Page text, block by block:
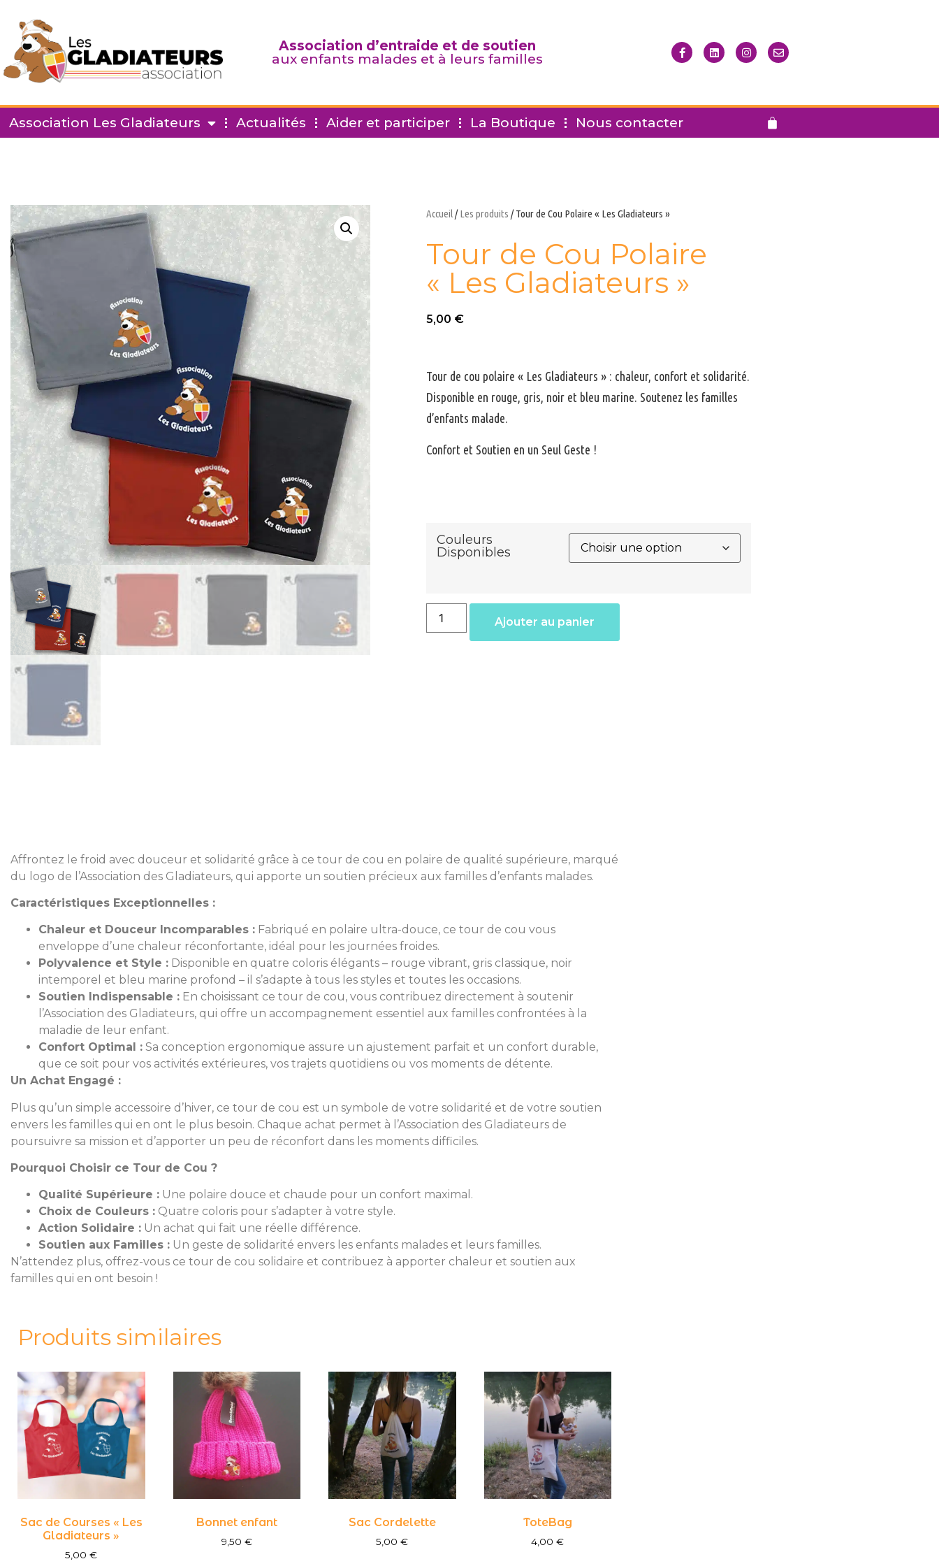
Association d’entraide et de soutien
aux enfants malades et à leurs familles
Association Les Gladiateurs Actualités Aider et participer La Boutique Nous contacter
Accueil/Les produits / Tour de Cou Polaire « Les Gladiateurs »
Tour de Cou Polaire
« Les Gladiateurs »
5,00 €
Tour de cou polaire « Les Gladiateurs » : chaleur, confort et solidarité.
Disponible en rouge, gris, noir et bleu marine. Soutenez les familles
d’enfants malade.
Confort et Soutien en un Seul Geste !
Couleurs
Disponibles
Ajouter au panier
Affrontez le froid avec douceur et solidarité grâce à ce tour de cou en polaire de qualité supérieure, marqué
du logo de l’Association des Gladiateurs, qui apporte un soutien précieux aux familles d’enfants malades.
Caractéristiques Exceptionnelles :
Chaleur et Douceur Incomparables : Fabriqué en polaire ultra-douce, ce tour de cou vous
enveloppe d’une chaleur réconfortante, idéal pour les journées froides.
Polyvalence et Style : Disponible en quatre coloris élégants – rouge vibrant, gris classique, noir
intemporel et bleu marine profond – il s’adapte à tous les styles et toutes les occasions.
Soutien Indispensable : En choisissant ce tour de cou, vous contribuez directement à soutenir
l’Association des Gladiateurs, qui offre un accompagnement essentiel aux familles confrontées à la
maladie de leur enfant.
Confort Optimal : Sa conception ergonomique assure un ajustement parfait et un confort durable,
que ce soit pour vos activités extérieures, vos trajets quotidiens ou vos moments de détente.
Un Achat Engagé :
Plus qu’un simple accessoire d’hiver, ce tour de cou est un symbole de votre solidarité et de votre soutien
envers les familles qui en ont le plus besoin. Chaque achat permet à l’Association des Gladiateurs de
poursuivre sa mission et d’apporter un peu de réconfort dans les moments difficiles.
Pourquoi Choisir ce Tour de Cou ?
Qualité Supérieure : Une polaire douce et chaude pour un confort maximal.
Choix de Couleurs : Quatre coloris pour s’adapter à votre style.
Action Solidaire : Un achat qui fait une réelle différence.
Soutien aux Familles : Un geste de solidarité envers les enfants malades et leurs familles.
N’attendez plus, offrez-vous ce tour de cou solidaire et contribuez à apporter chaleur et soutien aux
familles qui en ont besoin !
Produits similaires
Sac de Courses « Les
Gladiateurs »
5,00€
Bonnet enfant
9,50 €
Sac Cordelette
5,00€
ToteBag
4,00€